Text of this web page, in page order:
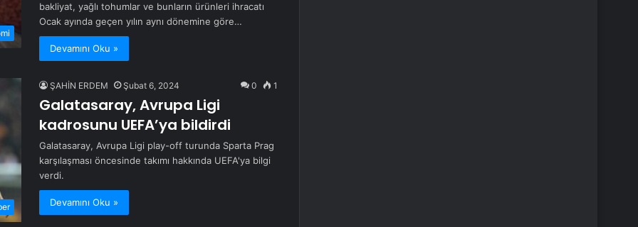
bakliyat, yağlı tohumlar ve bunların ürünleri ihracatı
Ocak ayında geçen yılın aynı dönemine göre…
Devamını Oku »
ŞAHİN ERDEM Şubat 6, 2024 0 1
Galatasaray, Avrupa Ligi
kadrosunu UEFA’ya bildirdi
Galatasaray, Avrupa Ligi play-off turunda Sparta Prag
karşılaşması öncesinde takımı hakkında UEFA'ya bilgi
verdi.
Devamını Oku »